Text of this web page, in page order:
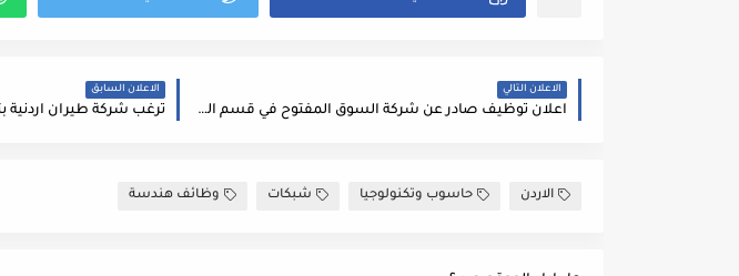
الاعلان التالي
اعلان توظيف صادر عن شركة السوق المفتوح في قسم الموارد البشرية
الاعلان السابق
الاردن حاسوب وتكنولوجيا شبكات وظائف هندسة